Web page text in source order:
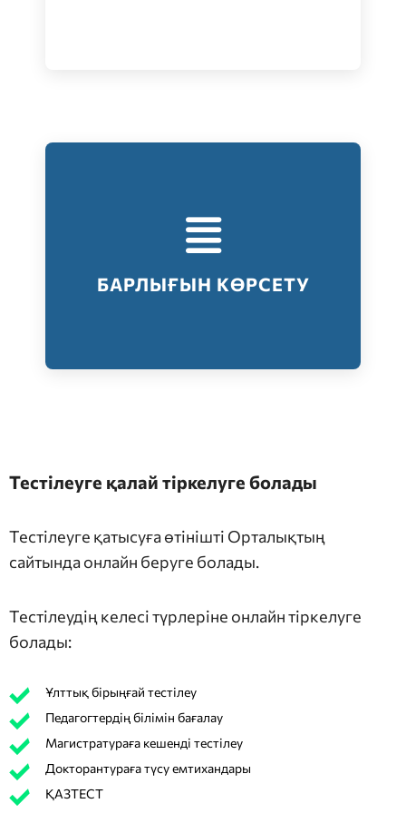
БАРЛЫҒЫН КӨРСЕТУ
Тестілеудің барлық түрлері
Барлығын көрсету
Тестілеуге қалай тіркелуге болады
Тестілеуге қатысуға өтінішті Орталықтың
сайтында онлайн беруге болады.
Тестілеудің келесі түрлеріне онлайн тіркелуге
болады:
Ұлттық бірыңғай тестілеу
Педагогтердің білімін бағалау
Магистратураға кешенді тестілеу
Докторантураға түсу емтихандары
ҚАЗТЕСТ